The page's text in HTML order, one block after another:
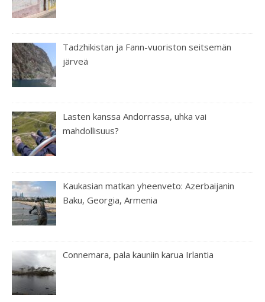
Tadzhikistan ja Fann-vuoriston seitsemän
järveä
Lasten kanssa Andorrassa, uhka vai
mahdollisuus?
Kaukasian matkan yheenveto: Azerbaijanin
Baku, Georgia, Armenia
Connemara, pala kauniin karua Irlantia